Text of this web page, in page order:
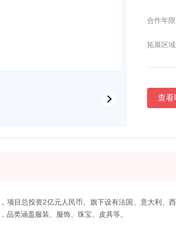
合作年
拓展区
查看
目总投资2亿元人民币。旗下设有法国、意大利、
类涵盖服装、服饰、珠宝、皮具等。